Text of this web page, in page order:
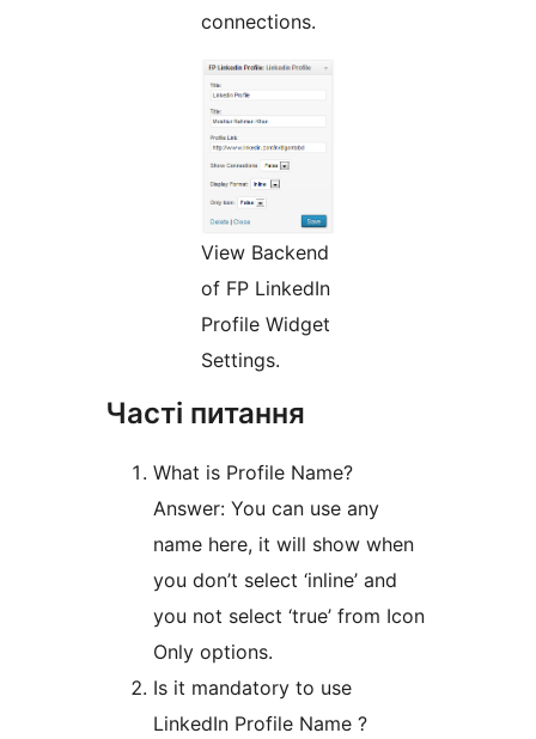
connections.
View Backend
of FP LinkedIn
Profile Widget
Settings.
Часті питання
What is Profile Name?
Answer: You can use any
name here, it will show when
you don’t select ‘inline’ and
you not select ‘true’ from Icon
Only options.
Is it mandatory to use
LinkedIn Profile Name ?